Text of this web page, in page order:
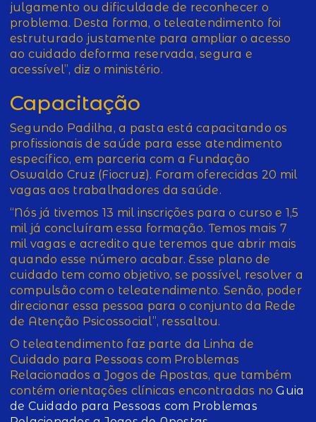
julgamento ou dificuldade de reconhecer o
problema. Desta forma, o teleatendimento foi
estruturado justamente para ampliar o acesso
ao cuidado deforma reservada, segura e
acessível”, diz o ministério.
Capacitação
Segundo Padilha, a pasta está capacitando os
profissionais de saúde para esse atendimento
específico, em parceria com a Fundação
Oswaldo Cruz (Fiocruz). Foram oferecidas 20 mil
vagas aos trabalhadores da saúde.
“Nós já tivemos 13 mil inscrições para o curso e 1,5
mil já concluíram essa formação. Temos mais 7
mil vagas e acredito que teremos que abrir mais
quando esse número acabar. Esse plano de
cuidado tem como objetivo, se possível, resolver a
compulsão com o teleatendimento. Senão, poder
direcionar essa pessoa para o conjunto da Rede
de Atenção Psicossocial”, ressaltou.
O teleatendimento faz parte da Linha de
Cuidado para Pessoas com Problemas
Relacionados a Jogos de Apostas, que também
contém orientações clínicas encontradas noGuia
de Cuidado para Pessoas com Problemas